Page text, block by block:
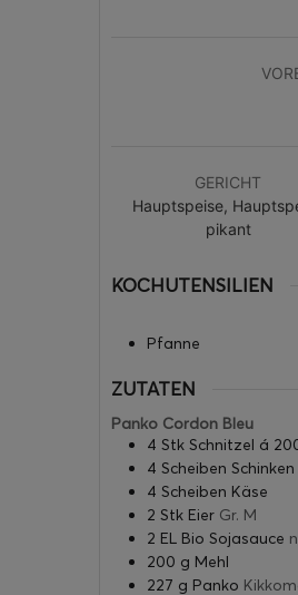
GERICHT
Hauptspeise,
pikant
KOCHUTENSILIEN
Pfanne
ZUTATEN
Panko Cordon Bleu
4 Stk Schnitzel á
4 Scheiben Schinken
4 Scheiben Käse
2 Stk Eier Gr. M
2 EL Bio Sojasauce
200 g Mehl
227 g Panko